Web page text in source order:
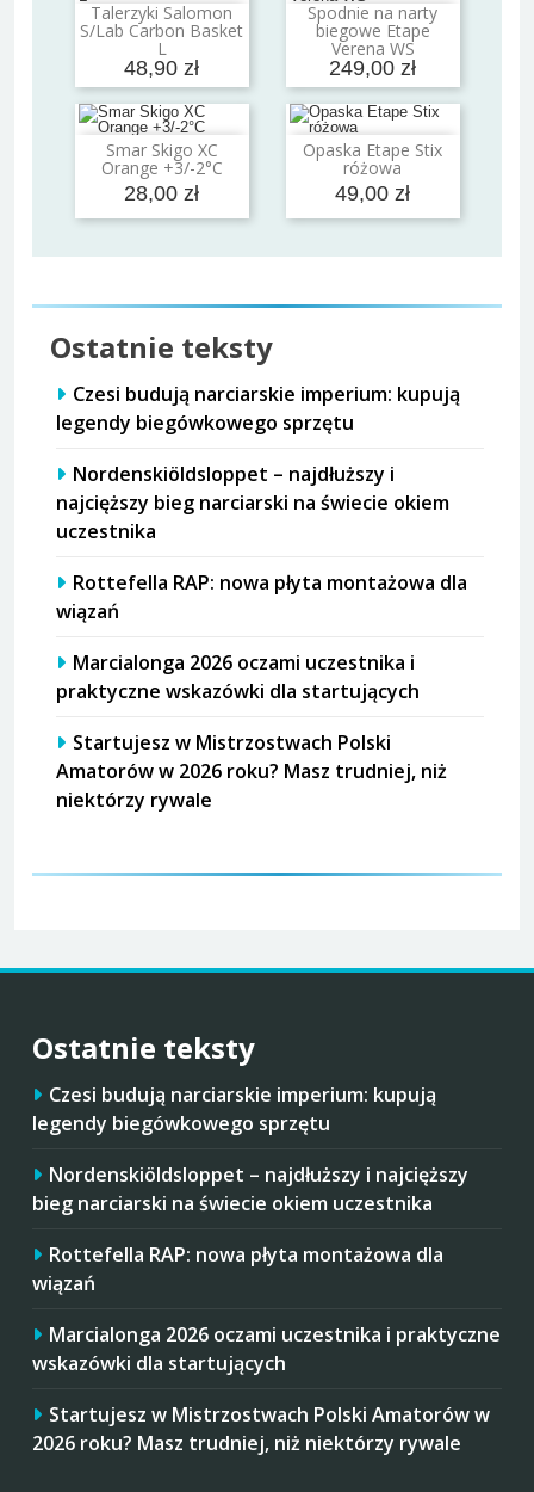
Talerzyki Salomon
S/Lab Carbon Basket
L
48,90 zł
Dodaj do koszyka Spodnie na narty
biegowe Etape
Verena WS
249,00 zł
Dodaj do koszyka
Smar Skigo XC
Orange +3/-2°C
28,00 zł
Dodaj do koszyka Opaska Etape Stix
różowa
49,00 zł
Dodaj do koszyka
Ostatnie teksty
Czesi budują narciarskie imperium: kupują
legendy biegówkowego sprzętu
Nordenskiöldsloppet – najdłuższy i
najcięższy bieg narciarski na świecie okiem
uczestnika
Rottefella RAP: nowa płyta montażowa dla
wiązań
Marcialonga 2026 oczami uczestnika i
praktyczne wskazówki dla startujących
Startujesz w Mistrzostwach Polski
Amatorów w 2026 roku? Masz trudniej, niż
niektórzy rywale
Ostatnie teksty
Czesi budują narciarskie imperium: kupują
legendy biegówkowego sprzętu
Nordenskiöldsloppet – najdłuższy i najcięższy
bieg narciarski na świecie okiem uczestnika
Rottefella RAP: nowa płyta montażowa dla
wiązań
Marcialonga 2026 oczami uczestnika i praktyczne
wskazówki dla startujących
Startujesz w Mistrzostwach Polski Amatorów w
2026 roku? Masz trudniej, niż niektórzy rywale